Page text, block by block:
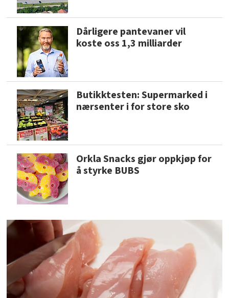
Dårligere pantevaner vil
koste oss 1,3 milliarder
Butikktesten: Supermarked i
nærsenter i for store sko
Orkla Snacks gjør oppkjøp for
å styrke BUBS